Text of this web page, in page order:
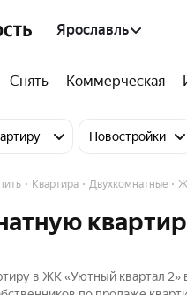
Ярославль
Снять Коммерческая
Новостройки
Квартира Двухкомнатные
в ЖК «Уютный квартал